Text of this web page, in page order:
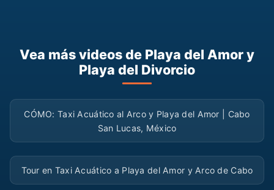
Vea más videos de Playa del Amor y
Playa del Divorcio
▶
CÓMO: Taxi Acuático al Arco y Playa del Amor | Cabo
San Lucas, México
▶
Tour en Taxi Acuático a Playa del Amor y Arco de Cabo